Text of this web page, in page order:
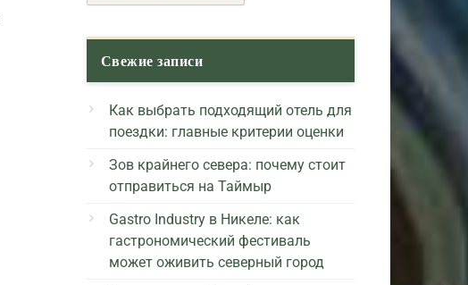
Свежие записи
Как выбрать подходящий отель для
поездки: главные критерии оценки
Зов крайнего севера: почему стоит
отправиться на Таймыр
Gastro Industry в Никеле: как
гастрономический фестиваль
может оживить северный город